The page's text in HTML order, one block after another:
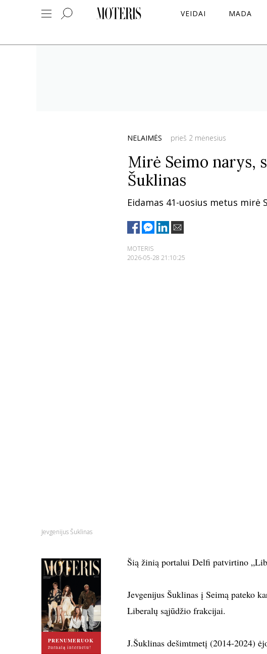
VEIDAI MADA
NELAIMĖS prieš 2 mėnesius
Mirė Seimo narys,
Šuklinas
Eidamas 41-uosius metus mirė
MOTERIS
2026-05-28 21:10:25
Jevgenijus Šuklinas
PRENUMERUOK
žurnalą internetu!
Šią žinią portalui Delfi patvirtino
Jevgenijus Šuklinas į Seimą pateko
Liberalų sąjūdžio frakcijai.
J.Šuklinas dešimtmetį (2014-2024)